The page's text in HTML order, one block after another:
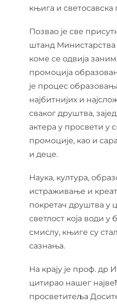
књига и светосавска
Позвао је све
штанд Министарства
коме се одвија
промоција
је процес
најбитнијих и
сваког друштва,
актера у просвети у
промоције, као и
и деце.
Наука, култура,
истраживање и
покретач друштва у
светлост која води у
смислу, књиге су
сазнања.
На крају је проф. др
цитирао нашег
просветитеља